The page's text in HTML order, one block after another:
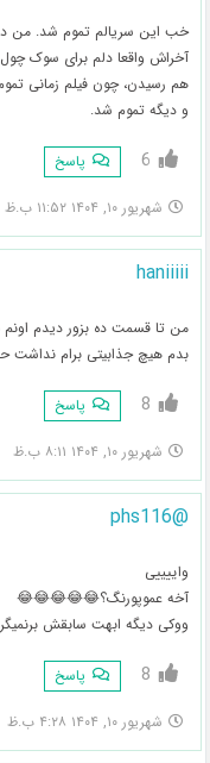
خب این سریالم تموم شد. من
آخراش واقعا دلم برای سوک
هم رسیدن، چون فیلم زمانی
و دیگه تموم شد.
6 پاسخ
شهریور ۱۰, ۱۴۰۴ ۱۱:۵۲ ب.ظ
haniiiii
من تا قسمت ده بزور دیدم
بدم هیچ جذابیتی برام نداشت
8 پاسخ
شهریور ۱۰, ۱۴۰۴ ۸:۱۱ ب.ظ
@phs116
واییییی
آخه عموپورنگ؟😂😂😂😂😂
ووکی دیگه ابهت سابقش
8 پاسخ
شهریور ۱۰, ۱۴۰۴ ۴:۲۸ ب.ظ